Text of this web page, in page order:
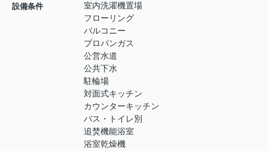
設備条件
室内洗濯機置場
フローリング
バルコニー
プロパンガス
公営水道
公共下水
駐輪場
対面式キッチン
カウンターキッチン
バス・トイレ別
追焚機能浴室
浴室乾燥機